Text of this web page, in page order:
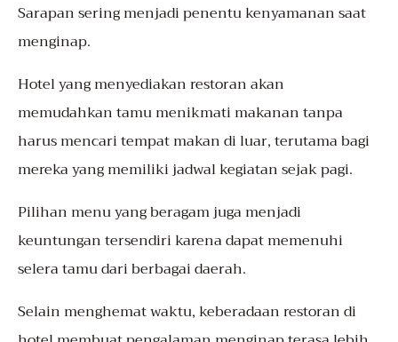
Sarapan sering menjadi penentu kenyamanan saat
menginap.
Hotel yang menyediakan restoran akan
memudahkan tamu menikmati makanan tanpa
harus mencari tempat makan di luar, terutama bagi
mereka yang memiliki jadwal kegiatan sejak pagi.
Pilihan menu yang beragam juga menjadi
keuntungan tersendiri karena dapat memenuhi
selera tamu dari berbagai daerah.
Selain menghemat waktu, keberadaan restoran di